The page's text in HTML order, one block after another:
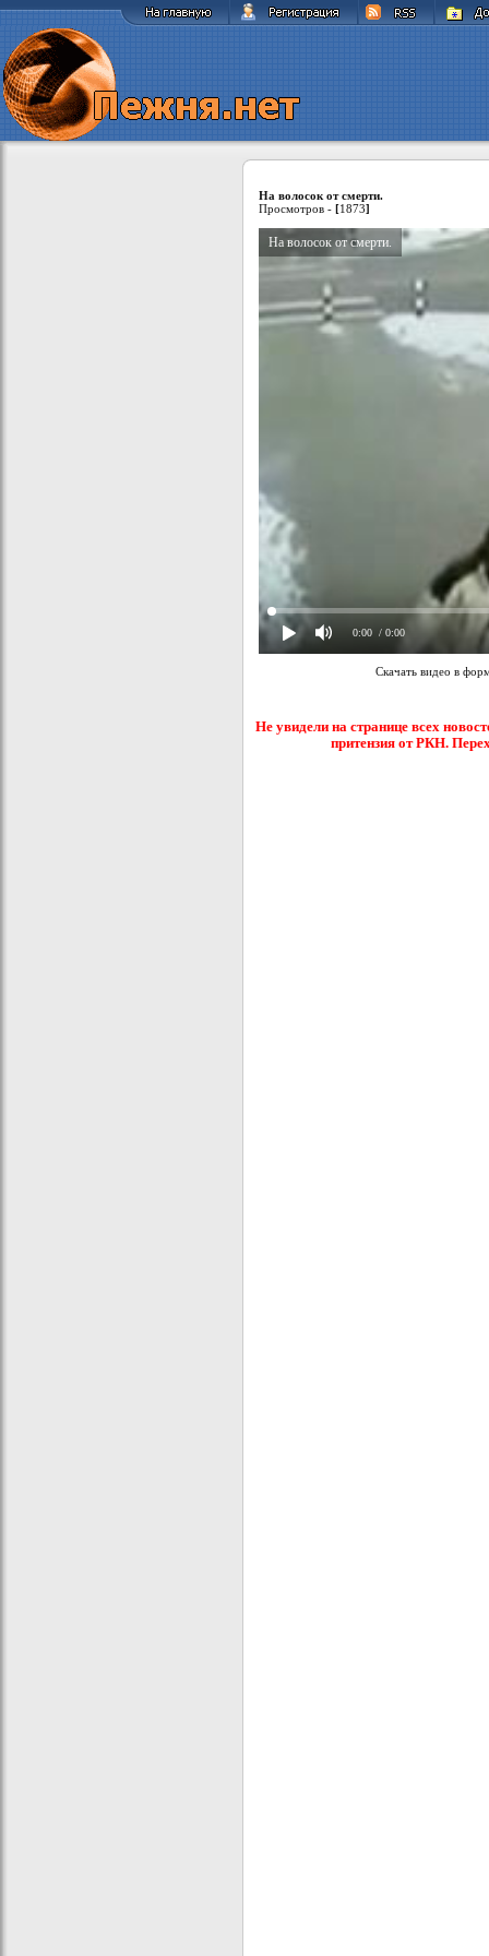
На волосок от смерти.
Просмотров - [1873]
На волосок от смерти.
0:00 / 0:00
Скачать видео в
Не увидели на странице всех
притензия от РКН.